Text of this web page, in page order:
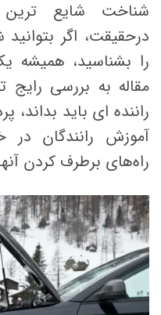
شناخت شایع ترین
درحقیقت، اگر بتوانید
را بشناسید، همیشه
مقاله به بررسی رایج
راننده ای باید بداند،
آموزش رانندگان
راه‌های برطرف کردن